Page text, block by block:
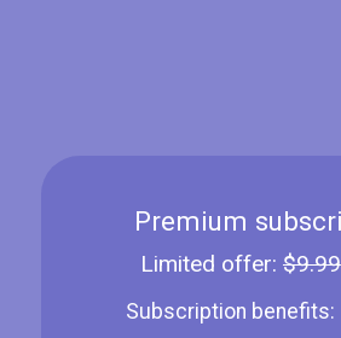
Premium
Limited offer: $9.99
Subscription benefits: